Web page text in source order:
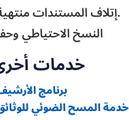
إتلاف المستندات منتهية الصلاحية.
النسخ الاحتياطي
خدمات
برنامج
خدمة المسح الضوئي